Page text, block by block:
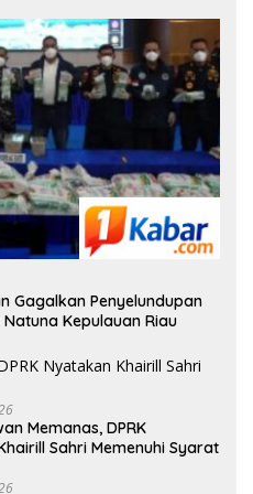
Gagalkan Penyelundupan
Kepulauan Riau
Memanas, DPRK
Sahri Memenuhi Syarat